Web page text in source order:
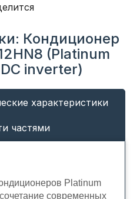
Кондиционер
(Platinum
inverter)
характеристики
частями
Platinum
современных